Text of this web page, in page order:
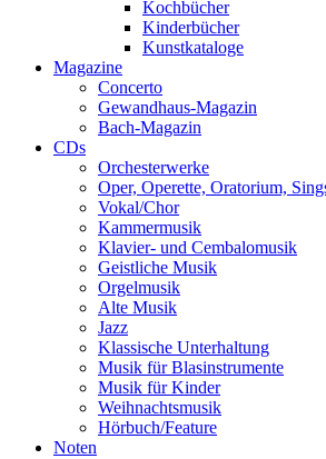
Kochbücher
Kinderbücher
Kunstkataloge
Magazine
Concerto
Gewandhaus-Magazin
Bach-Magazin
CDs
Orchesterwerke
Oper, Operette, Oratorium,
Vokal/Chor
Kammermusik
Klavier- und Cembalomusik
Geistliche Musik
Orgelmusik
Alte Musik
Jazz
Klassische Unterhaltung
Musik für Blasinstrumente
Musik für Kinder
Weihnachtsmusik
Hörbuch/Feature
Noten